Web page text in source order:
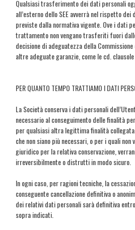
Qualsiasi trasferimento dei dati personali
all’esterno dello SEE avverrà nel rispetto
previste dalla normativa vigente. Ove i dati
trattamento non vengano trasferiti fuori
decisione di adeguatezza della
altre adeguate garanzie, come le cd.
PER QUANTO TEMPO TRATTIAMO I DATI
La Società conserva i dati personali
necessario al conseguimento delle finalità
per qualsiasi altra legittima finalità
che non siano più necessari, o per i quali
giuridico per la relativa conservazione,
irreversibilmente o distrutti in modo sicuro.
In ogni caso, per ragioni tecniche, la
conseguente cancellazione definitiva o
dei relativi dati personali sarà definitiva
sopra indicati.